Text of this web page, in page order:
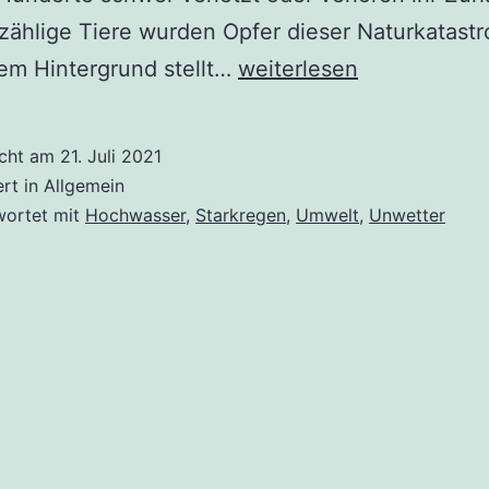
Tiere wurden Opfer dieser
Hintergrund stellt… Starkregen
weiterlesen
am 21. Juli 2021
in Allgemein
mit Hochwasser, Starkregen, Umwelt, Unwetter